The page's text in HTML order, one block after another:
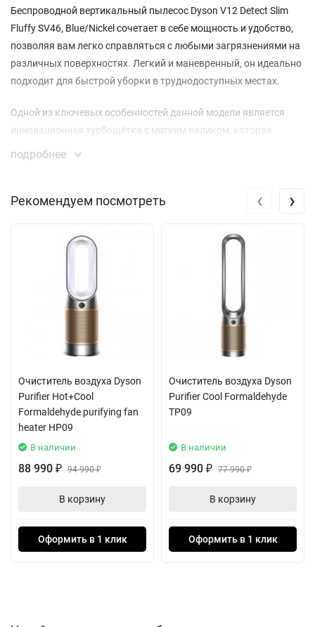
Беспроводной вертикальный пылесос Dyson V12 Detect Slim
Fluffy SV46, Blue/Nickel сочетает в себе мощность и удобство,
позволяя вам легко справляться с любыми загрязнениями на
различных поверхностях. Легкий и маневренный, он идеально
подходит для быстрой уборки в труднодоступных местах.
Одной из ключевых особенностей данной модели является
инновационная турбощётка с мягким валиком, которая
оснащена лазерной подсветкой. Теперь вы сможете видеть
тщательно очищать каждую зону вашего дома, и вы точно
Dyson V12 Detect Slim Fluffy не только эффективно убирает, но
отслеживает количество и размеры частиц, позволяя
оптимально настроить мощность всасывания для каждой
уборки. Энергетически эффективный аккумулятор
обеспечивает длительное время работы без подзарядки, что
делает его идеальным для больших помещений.
Пылесос также оснащён многоуровневой системой
фильтрации, которая улавливает до 99,99% частиц размером
до 0,3 микрон. Это означает, что вы получаете не только
но и приятной.
Компактный и стильный дизайн в сочетании с
пылесос отличным выбором для каждого дома. Порадуйте
подробнее
Рекомендуем посмотреть
Очиститель воздуха Dyson
Purifier Hot+Cool
Formaldehyde purifying fan
heater HP09
В наличии
88 990 ₽ 94 990₽
В корзину
Оформить в 1 клик
Очиститель воздуха Dyson
Purifier Cool Formaldehyde
TP09
В наличии
69 990 ₽ 77 990₽
В корзину
Оформить в 1 клик
‹ ›